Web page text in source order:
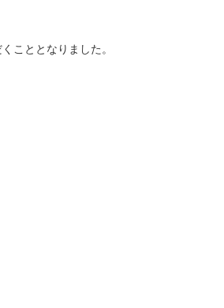
こととなりました。